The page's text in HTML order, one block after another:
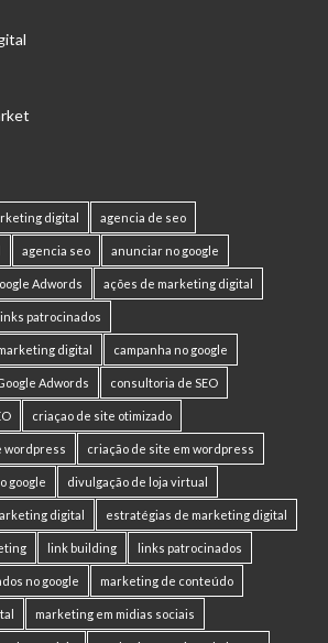
digital agencia de seo
agencia seo anunciar no google
Adwords ações de marketing digital
patrocinados
digital campanha no google
Adwords consultoria de SEO
criaçao de site otimizado
wordpress criação de site em wordpress
google divulgação de loja virtual
digital estratégias de marketing digital
link building links patrocinados
no google marketing de conteúdo
marketing em midias sociais